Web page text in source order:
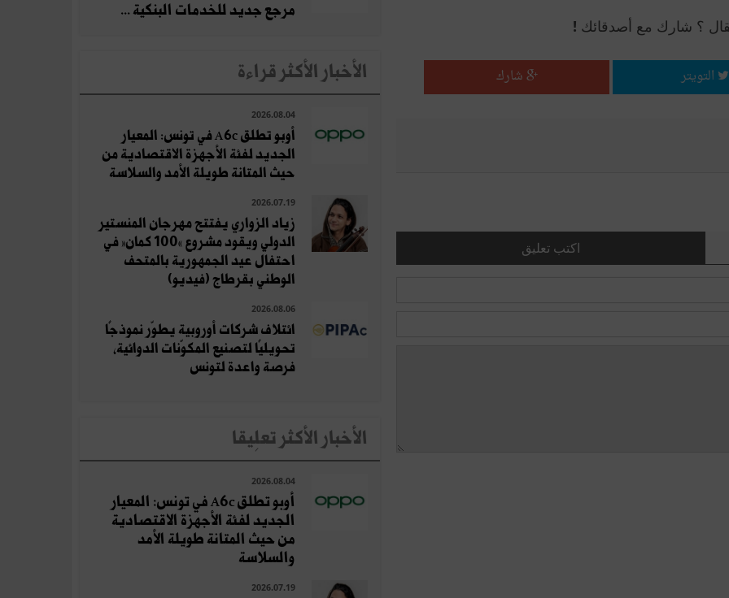
؟ شارك مع أصدقائك !
التويتر شارك
اكتب تعليق
مرجع جديد للخدمات البنكية ...
الأخبار الأكثر قراءة
2026.08.04
أوبو تطلق A6c في تونس: المعيار
الجديد لفئة الأجهزة الاقتصادية من
حيث المتانة طويلة الأمد والسلاسة
2026.07.19
زياد الزواري يفتتح مهرجان المنستير
الدولي ويقود مشروع «100 كمان» في
احتفال عيد الجمهورية بالمتحف
الوطني بقرطاج (فيديو)
2026.08.06
ائتلاف شركات أوروبية يطوّر نموذجًا
تحويليًا لتصنيع المكوّنات الدوائية،
فرصة واعدة لتونس
الأخبار الأكثر تعلِيقا
2026.08.04
أوبو تطلق A6c في تونس: المعيار
الجديد لفئة الأجهزة الاقتصادية
من حيث المتانة طويلة الأمد
والسلاسة
2026.07.19